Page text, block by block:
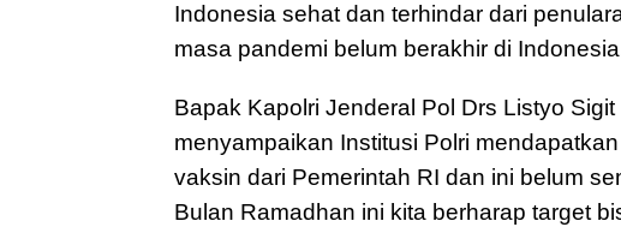
Indonesia sehat dan terhindar dari
masa pandemi belum berakhir di
Bapak Kapolri Jenderal Pol Drs Listyo
menyampaikan Institusi Polri
vaksin dari Pemerintah RI dan ini belum
Bulan Ramadhan ini kita berharap target